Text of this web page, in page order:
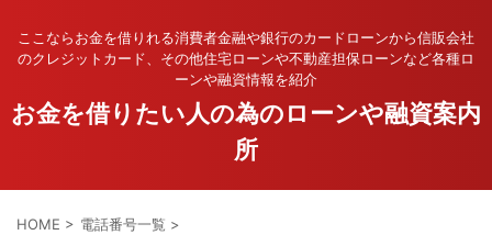
ここならお金を借りれる消費者金融や銀行のカードローンから信販会社
のクレジットカード、その他住宅ローンや不動産担保ローンなど各種ロ
ーンや融資情報を紹介
お金を借りたい人の為のローンや融資案内
所
HOME > 電話番号一覧 >